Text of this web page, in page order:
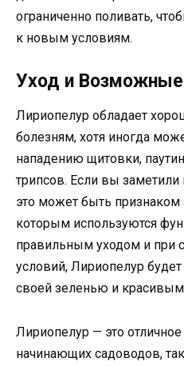
ограниченно поливать,
к новым условиям.
Уход и
Лириопелур обладает
болезням, хотя иногда
нападению щитовки,
трипсов. Если вы заметили
это может быть признаком
которым используются
правильным уходом и при
условий, Лириопелур
своей зеленью и
Лириопелур — это
начинающих садоводов,